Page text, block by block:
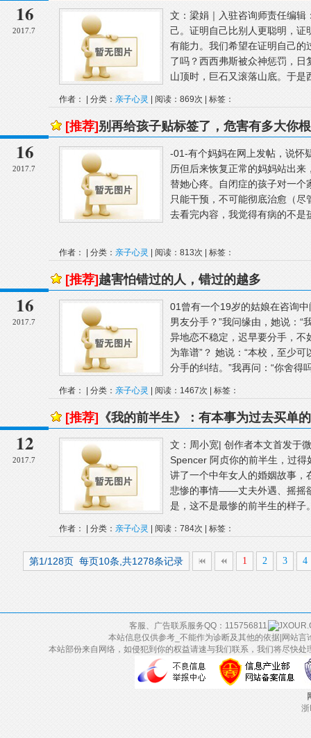
16
2017.7
文：梁娟｜入驻咨询师责任编
己。证明自己比别人更聪明，
有能力。我们希望在证明自己
了吗？西西弗斯被众神惩罚，
山顶时，巨石又滚落山底。于
作者： | 分类： 亲子心灵 | 阅读：869次 | 标签：
16
2017.7
[推荐] 别再给孩子贴标签了，危害有多大你
-01-有个妈妈在网上发帖，说怀
历但后来恢复正常的妈妈站出
替她心疼。自闭症的孩子对一
只能干预，不可能彻底治愈（
去看完内容，我觉得有病的不
作者： | 分类： 亲子心灵 | 阅读：813次 | 标签：
16
2017.7
[推荐] 越害怕错过的人，错过的越多
01曾有一个19岁的姑娘在咨询
男友分手？”我问缘由，她说：“
异地恋不稳定，迟早要分手，不
为靠谱”？ 她说：“本校，至少
分手的纠结。”我再问：“你舍得
作者： | 分类： 亲子心灵 | 阅读：1467次 | 标签：
12
2017.7
[推荐] 《我的前半生》：有本事为过去买单
文：周小宽| 创作者本文首发于
Spencer 阿贞你的前半生，过
讲了一个中年女人的婚姻故事
悲惨的事情——丈夫外遇、摇摇
是，这不是最惨的前半生的样子
作者： | 分类： 亲子心灵 | 阅读：784次 | 标签：
第1/128页 每页10条,共1278条记录 1 2 3 4
客服、广告联系服务QQ：115756811
本站信息仅供参考_不能作为诊断及其他的依据|网站
本站部份来自网络，如侵犯到你的权益请速与我们联系，我们将尽快